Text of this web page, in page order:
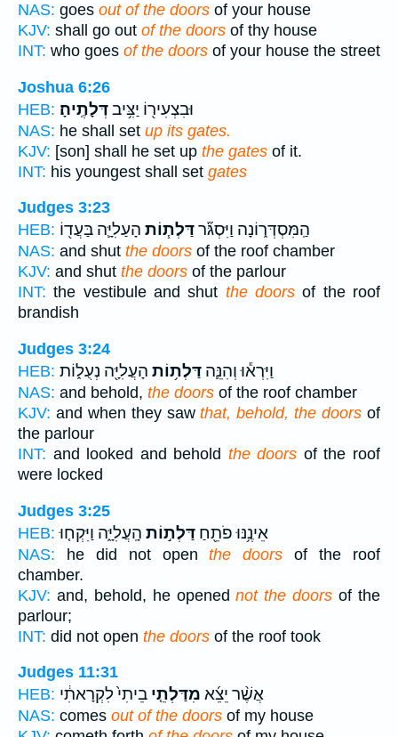
NAS: goes out of the doors of your house
KJV: shall go out of the doors of thy house
INT: who goes of the doors of your house the street
Joshua 6:26
HEB:
וּבִצְעִיר֖וֹ יַצִּ֥יבדְּלָתֶֽיהָ׃
NAS: he shall set up its gates.
KJV: [son] shall he set up the gates of it.
INT: his youngest shall set gates
Judges 3:23
HEB:
הַֽמִּסְדְּר֑וֹנָה וַיִּסְגֹּ֞רדַּלְת֧וֹת הָעַלִיָּ֛ה בַּעֲד֖וֹ
NAS: and shut the doors of the roof chamber
KJV: and shut the doors of the parlour
INT: the vestibule and shut the doors of the roof
brandish
Judges 3:24
HEB:
וַיִּרְא֕וּ וְהִנֵּ֛ה דַּלְת֥וֹת הָעֲלִיָּ֖ה נְעֻל֑וֹת
NAS: and behold, the doors of the roof chamber
KJV: and when they sawthat, behold, the doors of
the parlour
INT: and looked and behold the doors of the roof
were locked
Judges 3:25
HEB:
אֵינֶ֥נּוּ פֹתֵ֖חַ דַּלְת֣וֹת הָֽעֲלִיָּ֑ה וַיִּקְח֤וּ
NAS: he did not openthe doors of the roof
chamber.
KJV: and, behold, he openednot the doors of the
parlour;
INT: did not open the doors of the roof took
Judges 11:31
HEB:
אֲשֶׁ֨ר יֵצֵ֜א מִדַּלְתֵ֤י בֵיתִי֙ לִקְרָאתִ֔י
NAS: comes out of the doors of my house